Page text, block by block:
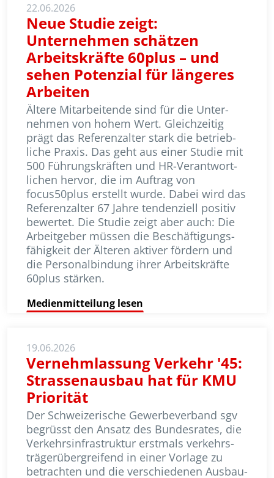
22.06.2026
Neue Studie zeigt:
Unternehmen schätzen
Arbeitskräfte 60plus – und
sehen Potenzial für längeres
Arbeiten
Ältere Mitarbeitende sind für die Unter­
nehmen von hohem Wert. Gleichzeitig
prägt das Referenzalter stark die betrieb­
liche Praxis. Das geht aus einer Studie mit
500 Führungskräften und HR-Ver­ant­wort­
lichen hervor, die im Auftrag von
focus50plus erstellt wurde. Dabei wird das
Referenzalter 67 Jahre tendenziell positiv
bewertet. Die Studie zeigt aber auch: Die
Arbeitgeber müssen die Beschäf­ti­gungs­
fähigkeit der Älteren aktiver fördern und
die Personalbindung ihrer Arbeitskräfte
60plus stärken.
Medienmitteilung lesen
19.06.2026
Vernehmlassung Verkehr '45:
Strassenausbau hat für KMU
Priorität
Der Schweizerische Gewerbeverband sgv
begrüsst den Ansatz des Bundesrates, die
Verkehrsinfrastruktur erstmals verkehrs­
träger­übergreifend in einer Vorlage zu
betrachten und die verschiedenen Aus­bau­